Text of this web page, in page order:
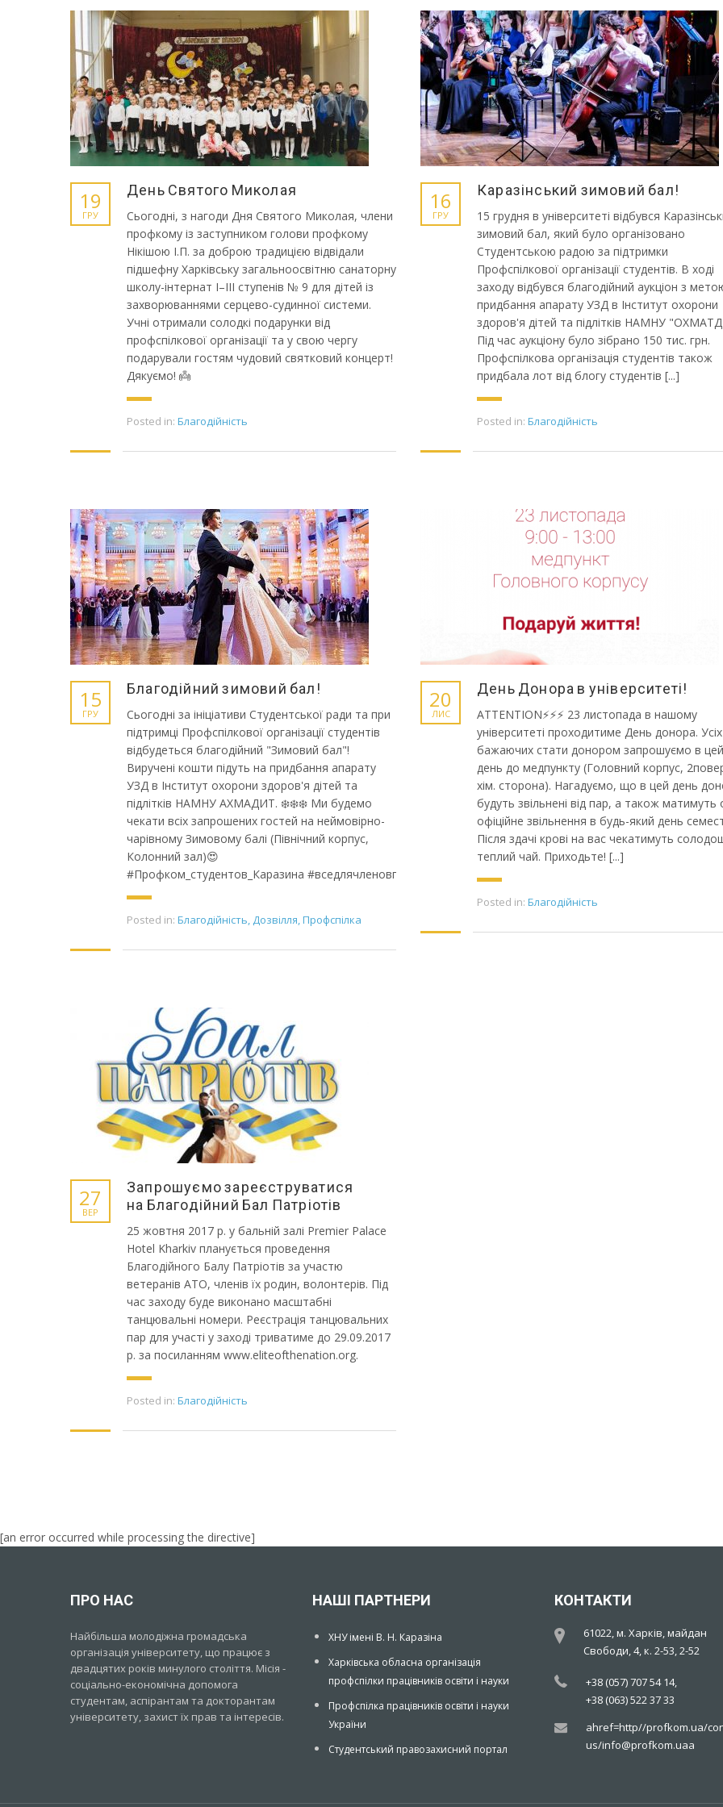
19
ГРУ
День Святого Миколая
Сьогодні, з нагоди Дня Святого Миколая, члени
профкому із заступником голови профкому
Нікішою І.П. за доброю традицією відвідали
підшефну Харківську загальноосвітню санаторну
школу-інтернат І–ІІІ ступенів № 9 для дітей із
захворюваннями серцево-судинної системи.
Учні отримали солодкі подарунки від
профспілкової організації та у свою чергу
подарували гостям чудовий святковий концерт!
Дякуємо! 👼
Posted in: Благодійність
16
ГРУ
Каразінський зимовий бал!
15 грудня в університеті відбувся
зимовий бал, який було організовано
Студентською радою за підтримки
Профспілкової організації студентів. В ході
заходу відбувся благодійний аукціон з
придбання апарату УЗД в Інститут охорони
здоров'я дітей та підлітків НАМНУ
Під час аукціону було зібрано 150 тис. грн.
Профспілкова організація студентів також
придбала лот від блогу студентів [...]
Posted in: Благодійність
15
ГРУ
Благодійний зимовий бал!
Сьогодні за ініціативи Студентської ради та при
підтримці Профспілкової організації студентів
відбудеться благодійний "Зимовий бал"!
Виручені кошти підуть на придбання апарату
УЗД в Інститут охорони здоров'я дітей та
підлітків НАМНУ АХМАДИТ. ❄️❄️❄️ Ми будемо
чекати всіх запрошених гостей на неймовірно-
чарівному Зимовому балі (Північний корпус,
Колонний зал)😍
#Профком_студентов_Каразина #вседлячленовпрофсоюза
Posted in: Благодійність, Дозвілля,Профспілка
20
ЛИС
День Донора в університеті!
ATTENTION⚡⚡⚡ 23 листопада в нашому
університеті проходитиме День донора. Усіх
бажаючих стати донором запрошуємо в цей
день до медпункту (Головний корпус,
хім. сторона). Нагадуємо, що в цей день
будуть звільнені від пар, а також матимуть
офіційне звільнення в будь-який день
Після здачі крові на вас чекатимуть
теплий чай. Приходьте! [...]
Posted in: Благодійність
27
ВЕР
Запрошуємо зареєструватися
на Благодійний Бал Патріотів
25 жовтня 2017 р. у бальній залі Premier Palace
Hotel Kharkiv планується проведення
Благодійного Балу Патріотів за участю
ветеранів АТО, членів їх родин, волонтерів. Під
час заходу буде виконано масштабні
танцювальні номери. Реєстрація танцювальних
пар для участі у заході триватиме до 29.09.2017
р. за посиланням www.eliteofthenation.org.
Posted in: Благодійність
[an error occurred while processing the directive]
ПРО НАС
Найбільша молодіжна громадська
організація університету, що працює з
двадцятих років минулого століття. Місія -
соціально-економічна допомога
студентам, аспірантам та докторантам
університету, захист їх прав та інтересів.
НАШІ ПАРТНЕРИ
ХНУ імені В. Н. Каразіна
Харківська обласна організація
профспілки працівників освіти і науки
Профспілка працівників освіти і науки
України
Студентський правозахисний портал
КОНТАКТИ
61022, м. Харків, майдан
Свободи, 4, к. 2-53, 2-52
+38 (057) 707 54 14,
+38 (063) 522 37 33
ahref=http//profkom.ua/
us/info@profkom.uaa